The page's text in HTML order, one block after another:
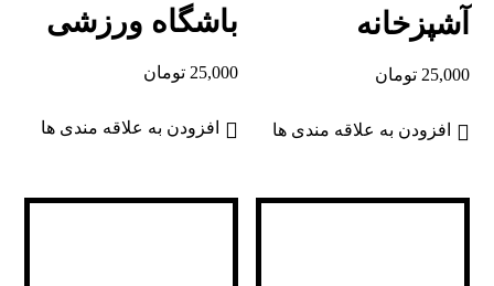
آشپزخانه
25,000 تومان
افزودن به علاقه مندی ها
باشگاه ورزشی
25,000 تومان
افزودن به علاقه مندی ها